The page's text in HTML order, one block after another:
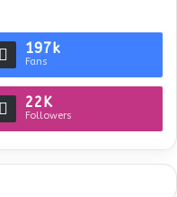
197k
Fans
22K
Followers